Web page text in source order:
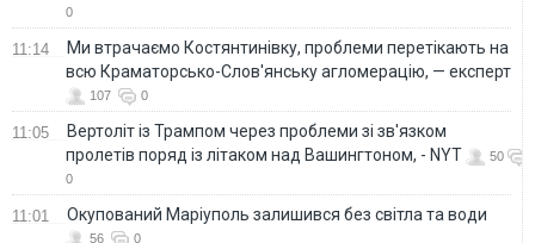
0
11:14
Ми втрачаємо Костянтинівку, проблеми перетікають на
всю Краматорсько-Слов'янську агломерацію, — експерт
107 0
11:05
Вертоліт із Трампом через проблеми зі зв'язком
пролетів поряд із літаком над Вашингтоном, - NYT
50
0
11:01 Окупований Маріуполь залишився без світла та води
56 0